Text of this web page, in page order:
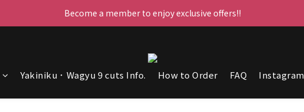
每晚23:59截單，立即下單！
Become a member to enjoy exclusive offers!!
Yakiniku．Wagyu 9 cuts Info. How to Order FAQ Instagram